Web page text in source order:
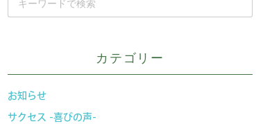
カテゴリー
お知らせ
サクセス -喜びの声-